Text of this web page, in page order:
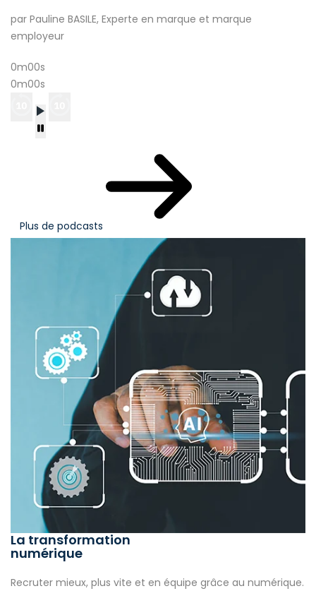
par Pauline BASILE, Experte en marque et marque
employeur
0m00s
0m00s
Plus de podcasts
La transformation
numérique
Recruter mieux, plus vite et en équipe grâce au numérique.